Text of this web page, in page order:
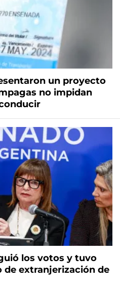
un proyecto
no impidan
los votos y tuvo
extranjerización de